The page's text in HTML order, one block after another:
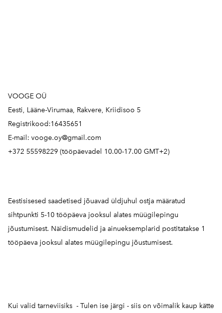
VOOGE OÜ
Eesti, Lääne-Virumaa, Rakvere, Kriidisoo 5
Registrikood:16435651
E-mail: vooge.oy@gmail.com
+372 55598229 (tööpäevadel 10.00-17.00 GMT+2)
Eestisisesed saadetised jõuavad üldjuhul ostja määratud
sihtpunkti 5-10 tööpäeva jooksul alates müügilepingu
jõustumisest. Näidismudelid ja ainueksemplarid postitatakse 1
tööpäeva jooksul alates müügilepingu jõustumisest.
Kui valid tarneviisiks - Tulen ise järgi - siis on võimalik kaup kätte